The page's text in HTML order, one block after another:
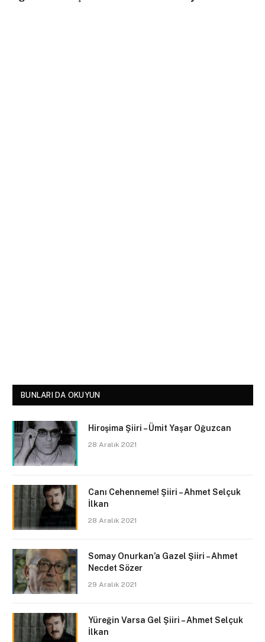
BUNLARI DA OKUYUN
Hiroşima Şiiri – Ümit Yaşar Oğuzcan
28 Aralık 2021
Canı Cehenneme! Şiiri – Ahmet Selçuk
İlkan
28 Aralık 2021
Somay Onurkan’a Gazel Şiiri – Ahmet
Necdet Sözer
29 Aralık 2021
Yüreğin Varsa Gel Şiiri – Ahmet Selçuk
İlkan